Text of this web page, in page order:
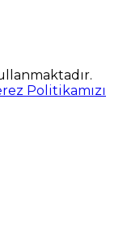
Politikamızı